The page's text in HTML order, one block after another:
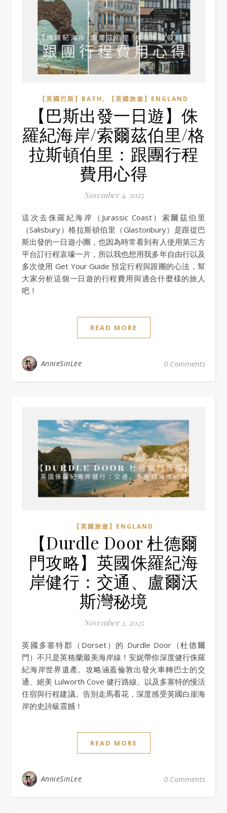
【英國巴斯】BATH , 【英國旅遊】ENGLAND
【巴斯出發一日遊】侏
羅紀海岸/索爾茲伯里/格
拉斯頓伯里：跟團行程
費用心得
November 4, 2025
這次去侏羅紀海岸（Jurassic Coast）索爾茲伯里
（Salisbury）格拉斯頓伯里（Glastonbury）是跟從巴
斯出發的一日遊小團，也因為時常看到有人使用第三方
平台訂行程哀嚎一片，所以我也想用我多年自由行以及
多次使用 Get Your Guide 預定行程與跟團的心法，幫
大家分析這個一日遊的行程費用與適合什麼樣的旅人
吧！
READ MORE
AnnieSinLee 0 Comments
【英國旅遊】ENGLAND
【Durdle Door 杜德爾
門攻略】英國侏羅紀海
岸健行：交通、盧爾沃
斯灣秘境
November 2, 2025
英國多塞特郡（Dorset）的 Durdle Door（杜德爾
門）不只是英格蘭最美海岸線！安妮帶你深度健行侏羅
紀海岸世界遺產。攻略涵蓋倫敦出發火車轉巴士的交
通、絕美 Lulworth Cove 健行路線、以及多塞特的慢活
住宿與行程建議。告別走馬看花，深度感受英國白崖海
岸的史詩級震撼！
READ MORE
AnnieSinLee 0 Comments